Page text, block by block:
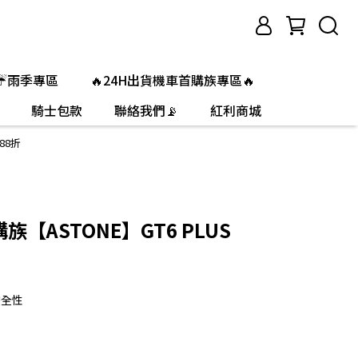
雨季專區
🔥24H出貨機車首購族專區🔥
騎士包款 聯絡我們📡 紅利商城
折
【ASTONE】GT6 PLUS
性